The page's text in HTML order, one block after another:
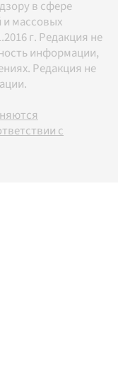
в сфере
массовых
г. Редакция не
информации,
Редакция не
с